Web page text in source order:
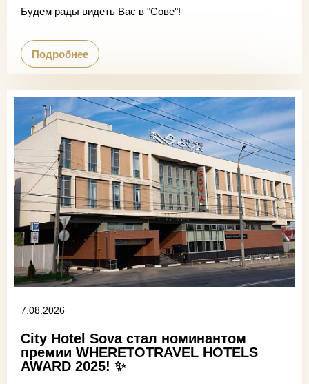
Будем рады видеть Вас в "Сове"!
Подробнее
7.08.2026
City Hotel Sova стал номинантом
премии WHERETOTRAVEL HOTELS
AWARD 2025! ✨